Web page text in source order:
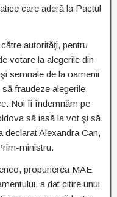
care aderă la Pactul
autorităţi, pentru
votare la alegerile din
semnale de la oamenii
fraudeze alegerile,
Noi îi îndemnăm pe
să iasă la vot şi să
declarat Alexandra Can,
ministru.
propunerea MAE
a dat citire unui